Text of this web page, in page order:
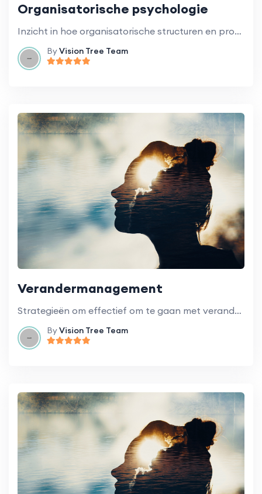
Organisatorische psychologie
Inzicht in hoe organisatorische structuren en processen invloed hebben op het gedrag van personeel en studenten.
ByVision Tree Team
Verandermanagement
Strategieën om effectief om te gaan met verandering binnen onderwijsinstellingen.
ByVision Tree Team